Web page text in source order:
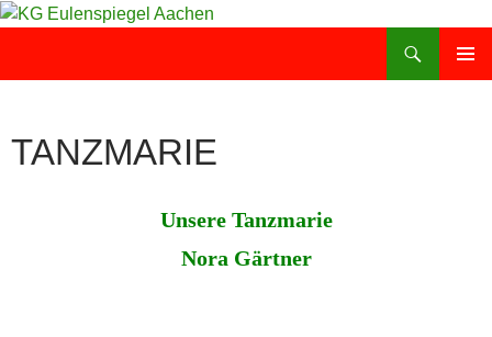
Zum
TANZMARIE
Unsere Tanzmarie
Nora Gärtner